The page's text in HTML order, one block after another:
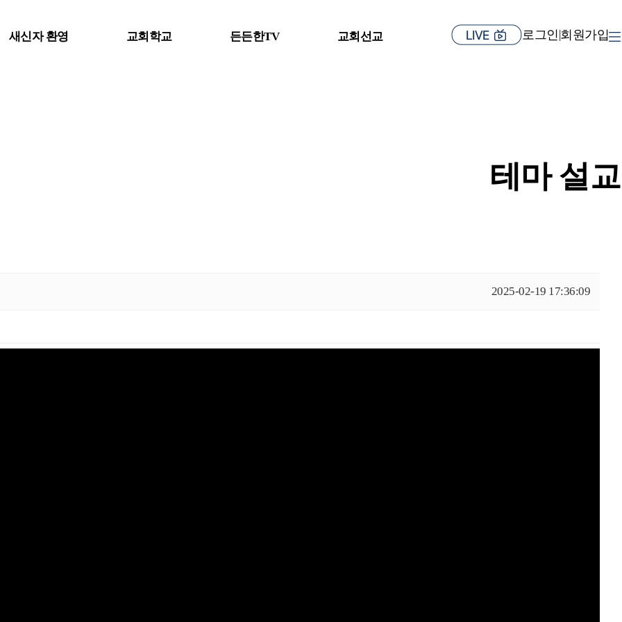
새신자 환영 교회학교 든든한TV 교회선교 로그인 |회원가입
테마 설교
2025-02-19 17:36:09